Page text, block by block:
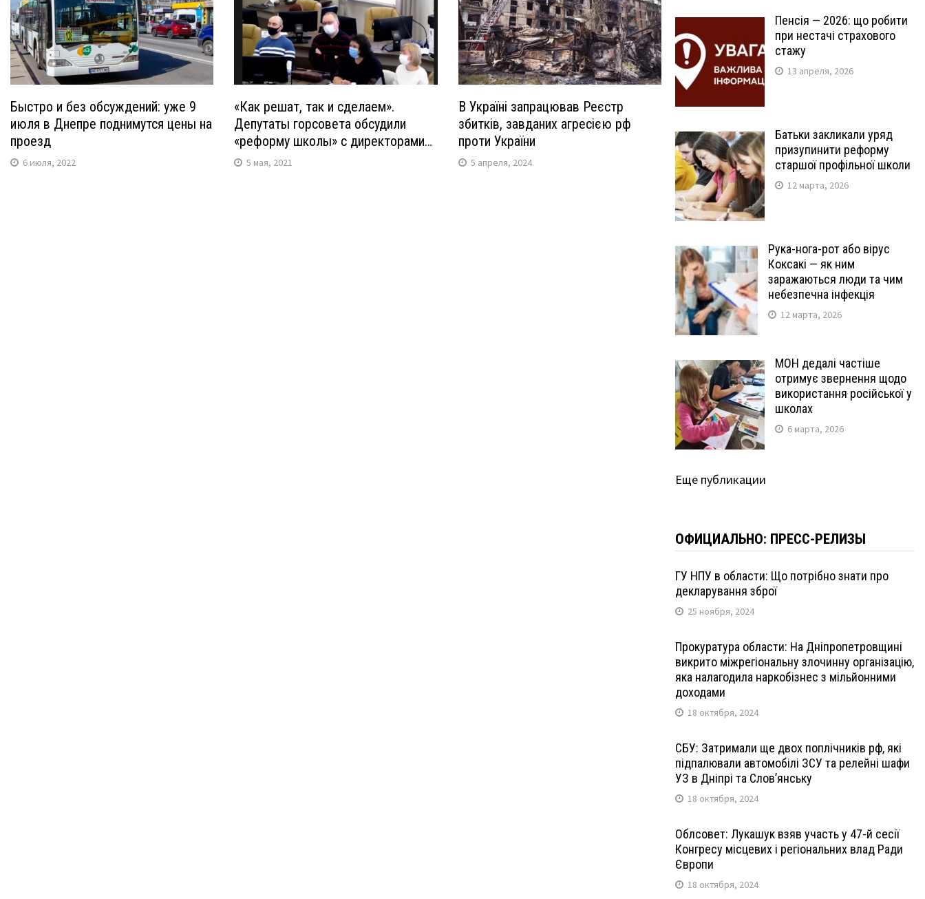
Быстро и без обсуждений: уже 9
июля в Днепре поднимутся цены на
проезд
6 июля, 2022
«Как решат, так и сделаем».
Депутаты горсовета обсудили
«реформу школы» с директорами…
5 мая, 2021
В Україні запрацював Реєстр
збитків, завданих агресією рф
проти України
5 апреля, 2024
Пенсія — 2026: що робити
при нестачі страхового
стажу
13 апреля, 2026
Батьки закликали уряд
призупинити реформу
старшої профільної школи
12 марта, 2026
Рука-нога-рот або вірус
Коксакі — як ним
заражаються люди та чим
небезпечна інфекція
12 марта, 2026
МОН дедалі частіше
отримує звернення щодо
використання російської у
школах
6 марта, 2026
Еще публикации
ОФИЦИАЛЬНО: ПРЕСС-РЕЛИЗЫ
ГУ НПУ в области: Що потрібно знати про
декларування зброї
25 ноября, 2024
Прокуратура области: На Дніпропетровщині
викрито міжрегіональну злочинну організацію,
яка налагодила наркобізнес з мільйонними
доходами
18 октября, 2024
СБУ: Затримали ще двох поплічників рф, які
підпалювали автомобілі ЗСУ та релейні шафи
УЗ в Дніпрі та Слов’янську
18 октября, 2024
Облсовет: Лукашук взяв участь у 47-й сесії
Конгресу місцевих і регіональних влад Ради
Європи
18 октября, 2024